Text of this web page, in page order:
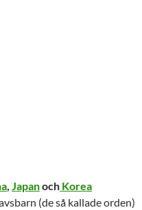
, Japanoch Korea
(de så kallade orden)